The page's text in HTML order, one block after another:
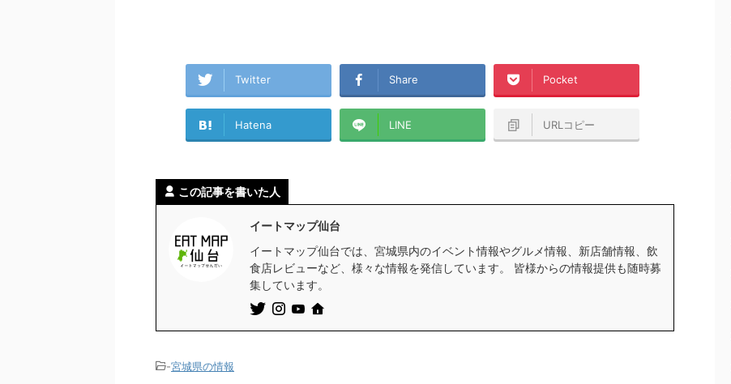
Twitter Share Pocket
Hatena LINE URLコピー
この記事を書いた人
イートマップ仙台
イートマップ仙台では、宮城県内のイベント情報やグルメ情報、新店舗情報、飲
食店レビューなど、様々な情報を発信しています。 皆様からの情報提供も随時募
集しています。
-宮城県の情報